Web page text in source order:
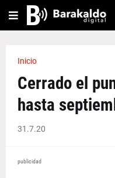
Inicio
Cerrado el
hasta
31.7.20
publicidad